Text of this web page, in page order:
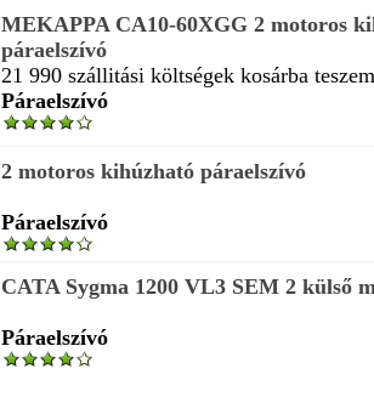
MEKAPPA CA10-60XGG 2 motoros
páraelszívó
21 990 szállitási költségek kosárba
Páraelszívó
2 motoros kihúzható páraelszívó
Páraelszívó
CATA Sygma 1200 VL3 SEM 2 külső
Páraelszívó